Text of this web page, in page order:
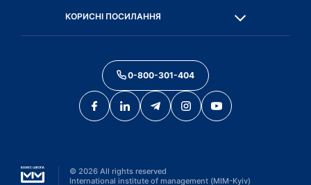
КОРИСНІ ПОСИЛАННЯ
0-800-301-404
© 2026 All rights reserved
International institute of management (MIM-Kyiv)